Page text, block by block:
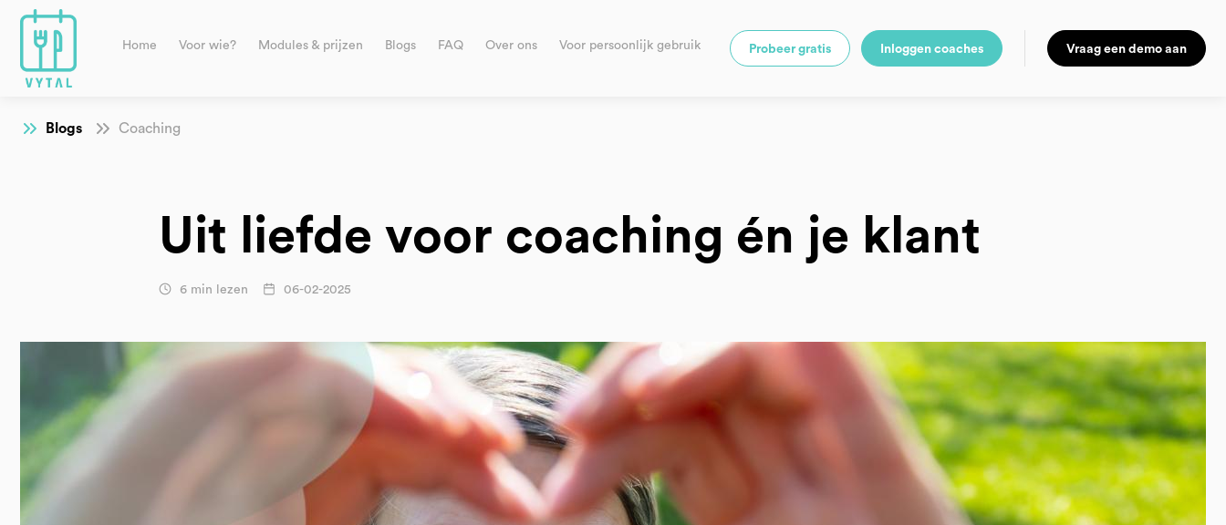
Home Voor wie? Modules & prijzen Blogs FAQ Over ons Voor persoonlijk gebruik Probeer gratis Inloggen coaches Vraag een demo aan
Blogs Coaching
Uit liefde voor coaching én je klant
6 min lezen 06-02-2025